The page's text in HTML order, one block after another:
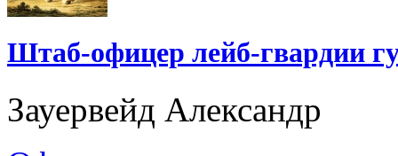
Штаб-офицер лейб-гвардии
Зауервейд Александр